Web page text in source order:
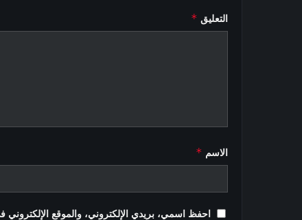
التعليق *
الاسم *
احفظ اسمي، بريدي الإلكتروني، والموقع